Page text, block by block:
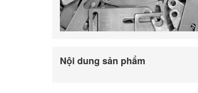
Nội dung sản phẩm